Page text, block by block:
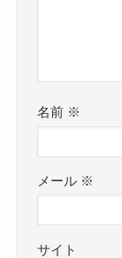
名前 ※
メール ※
サイト